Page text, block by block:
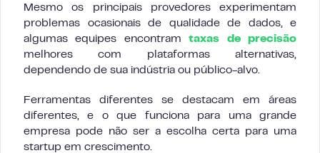
Mesmo os principais provedores experimentam
problemas ocasionais de qualidade de dados, e
algumas equipes encontramtaxas de precisão
melhores com plataformas alternativas,
dependendo de sua indústria ou público-alvo.
Ferramentas diferentes se destacam em áreas
diferentes, e o que funciona para uma grande
empresa pode não ser a escolha certa para uma
startup em crescimento.